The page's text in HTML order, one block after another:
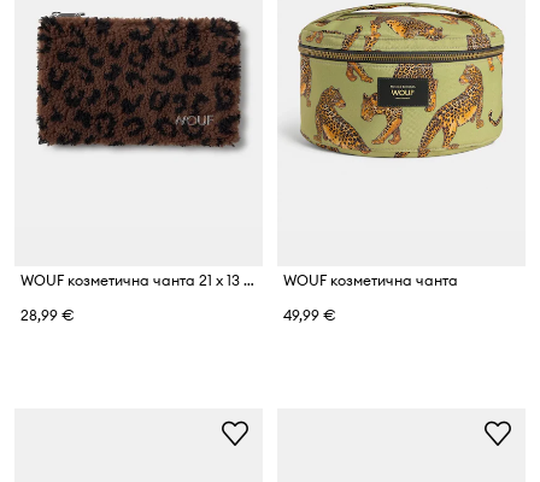
WOUF козметична чанта 21 x 13 cm
28,99 €
WOUF козметична чанта
49,99 €